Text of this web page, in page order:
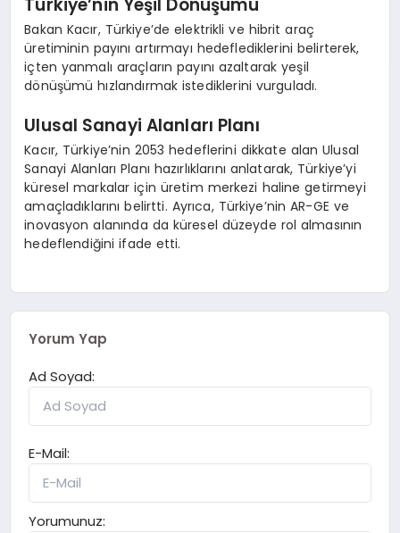
Türkiye’nin Yeşil Dönüşümü
Bakan Kacır, Türkiye’de elektrikli ve hibrit araç
üretiminin payını artırmayı hedeflediklerini belirterek,
içten yanmalı araçların payını azaltarak yeşil
dönüşümü hızlandırmak istediklerini vurguladı.
Ulusal Sanayi Alanları Planı
Kacır, Türkiye’nin 2053 hedeflerini dikkate alan Ulusal
Sanayi Alanları Planı hazırlıklarını anlatarak, Türkiye’yi
küresel markalar için üretim merkezi haline getirmeyi
amaçladıklarını belirtti. Ayrıca, Türkiye’nin AR-GE ve
inovasyon alanında da küresel düzeyde rol almasının
hedeflendiğini ifade etti.
Yorum Yap
Ad Soyad:
E-Mail:
Yorumunuz: